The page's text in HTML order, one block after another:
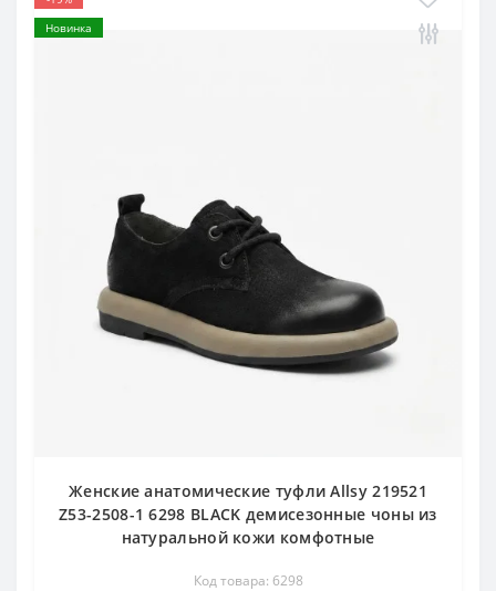
Новинка
Женские анатомические туфли Allsy 219521
Z53-2508-1 6298 BLACK демисезонные чоны из
натуральной кожи комфотные
Код товара: 6298